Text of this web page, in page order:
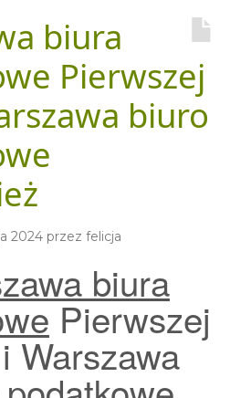
biura
Pierwszej
biuro
2024 przez felicja
biura
Pierwszej
Warszawa